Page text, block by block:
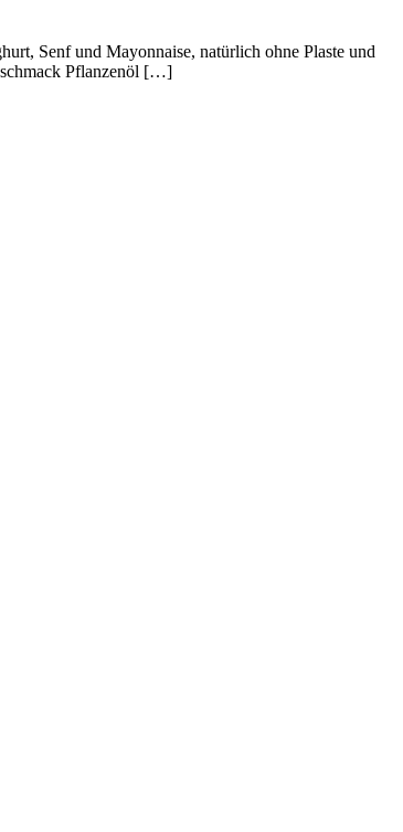
Senf und Mayonnaise, natürlich ohne Plaste und
Pflanzenöl […]